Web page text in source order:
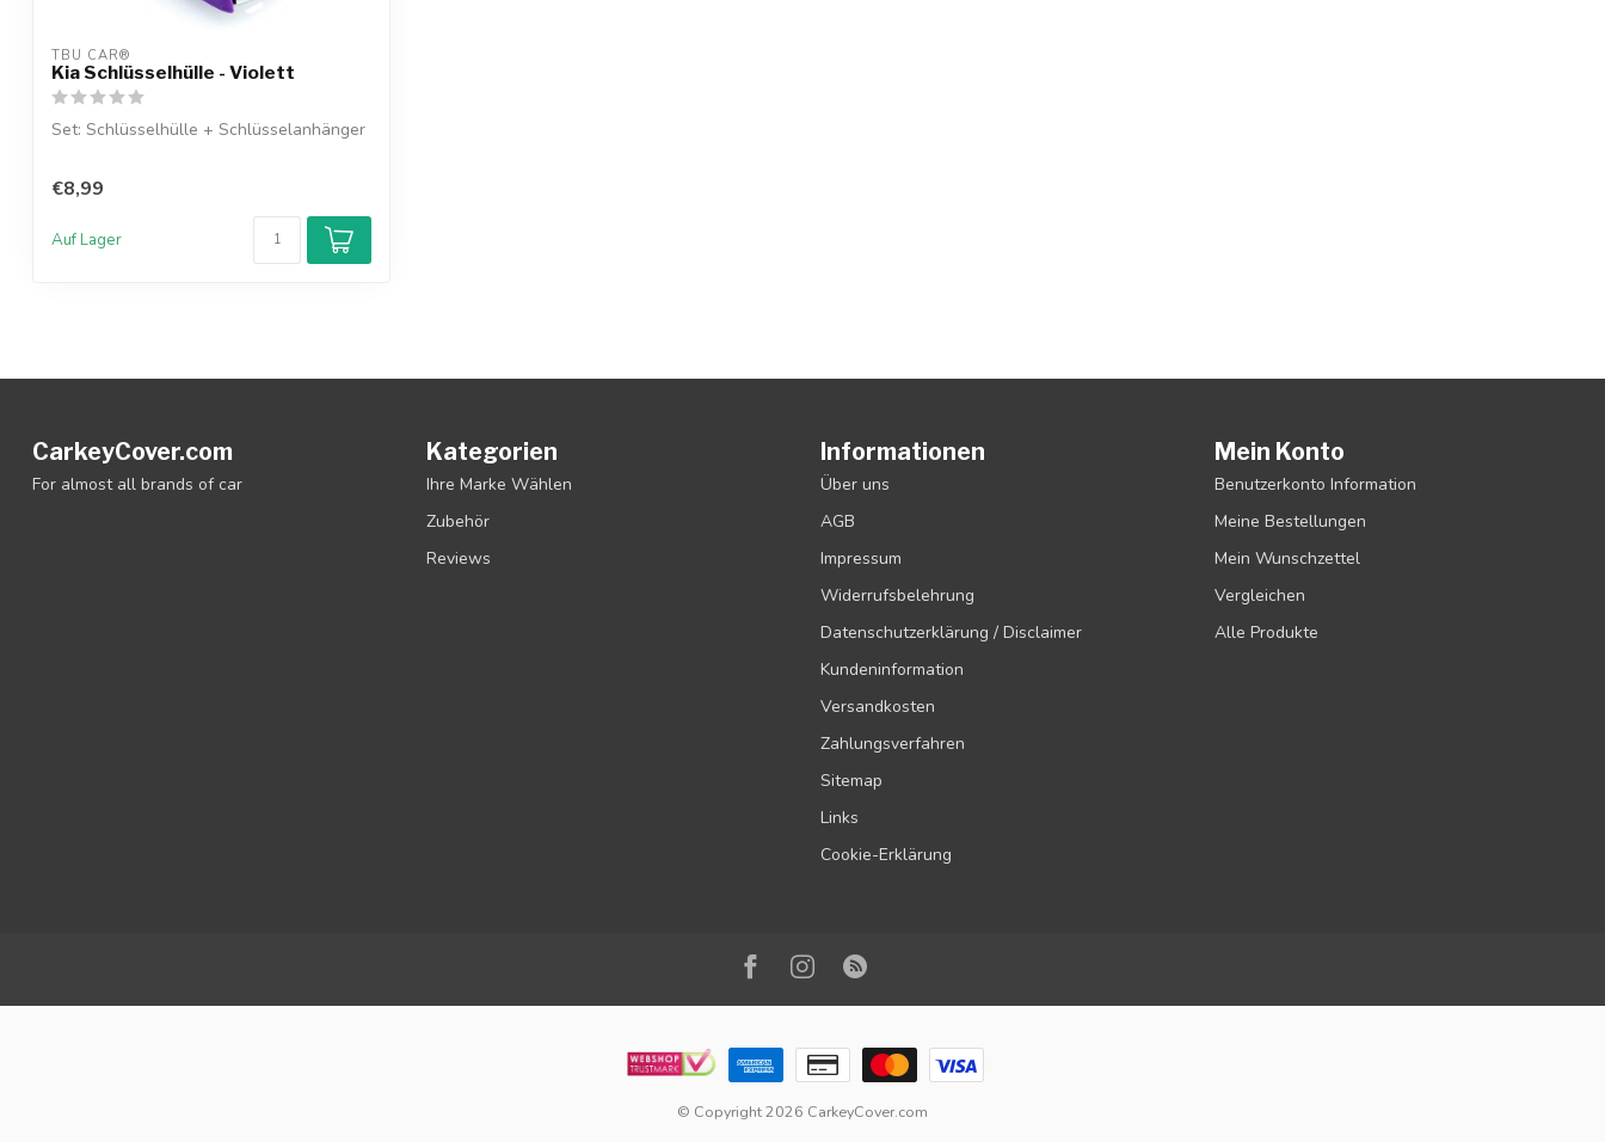
TBU CAR®
Kia Schlüsselhülle - Violett
Set: Schlüsselhülle + Schlüsselanhänger
€8,99
Auf Lager
CarkeyCover.com
For almost all brands of car
Kategorien
Ihre Marke Wählen
Zubehör
Reviews
Informationen
Über uns
AGB
Impressum
Widerrufsbelehrung
Datenschutzerklärung / Disclaimer
Kundeninformation
Versandkosten
Zahlungsverfahren
Sitemap
Links
Cookie-Erklärung
Mein Konto
Benutzerkonto Information
Meine Bestellungen
Mein Wunschzettel
Vergleichen
Alle Produkte
© Copyright 2026 CarkeyCover.com